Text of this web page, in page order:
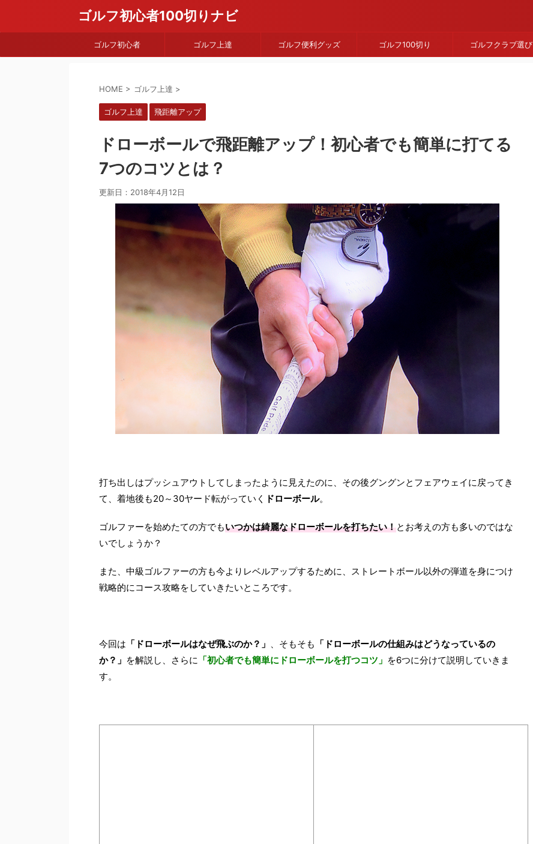
ゴルフ初心者100切りナビ
ゴルフ初心者 ゴルフ上達 ゴルフ便利グッズ ゴルフ100切り ゴルフクラブ選び
HOME > ゴルフ上達 >
ゴルフ上達 飛距離アップ
ドローボールで飛距離アップ！初心者でも簡単に打てる
7つのコツとは？
更新日： 2018年4月12日
打ち出しはプッシュアウトしてしまったように見えたのに、その後グングンとフェアウェイに戻ってき
て、着地後も20～30ヤード転がっていく ドローボール。
ゴルファーを始めたての方でもいつかは綺麗なドローボールを打ちたい！とお考えの方も多いのではな
いでしょうか？
また、中級ゴルファーの方も今よりレベルアップするために、ストレートボール以外の弾道を身につけ
戦略的にコース攻略をしていきたいところです。
今回は 「ドローボールはなぜ飛ぶのか？」 、そもそも 「ドローボールの仕組みはどうなっているの
か？」 を解説し、さらに 「初心者でも簡単にドローボールを打つコツ」 を6つに分けて説明していきま
す。